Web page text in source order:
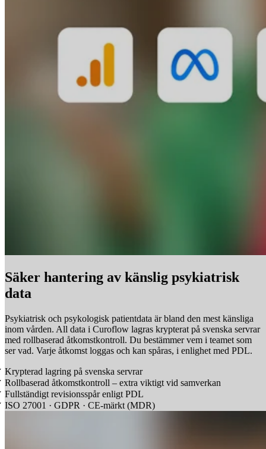
Säker hantering av känslig psykiatrisk
data
Psykiatrisk och psykologisk patientdata är bland den mest känsliga
inom vården. All data i Curoflow lagras krypterat på svenska servrar
med rollbaserad åtkomstkontroll. Du bestämmer vem i teamet som
ser vad. Varje åtkomst loggas och kan spåras, i enlighet med PDL.
Krypterad lagring på svenska servrar
Rollbaserad åtkomstkontroll – extra viktigt vid samverkan
Fullständigt revisionsspår enligt PDL
ISO 27001 · GDPR · CE-märkt (MDR)